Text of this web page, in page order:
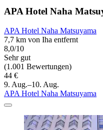
APA Hotel Naha
APA Hotel Naha Matsuyama
7,7 km von Iha entfernt
8,0/10
Sehr gut
(1.001 Bewertungen)
44 €
9. Aug.–10. Aug.
APA Hotel Naha Matsuyama